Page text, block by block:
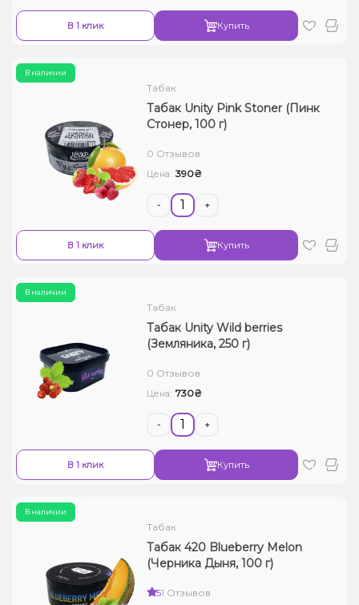
В 1 клик Купить
В наличии
Табак
Табак Unity Pink Stoner (Пинк
Стонер, 100 г)
0 Отзывов
Цена: 390₴
- +
В 1 клик Купить
В наличии
Табак
Табак Unity Wild berries
(Земляника, 250 г)
0 Отзывов
Цена: 730₴
- +
В 1 клик Купить
В наличии
Табак
Табак 420 Blueberry Melon
(Черника Дыня, 100 г)
51 Отзывов